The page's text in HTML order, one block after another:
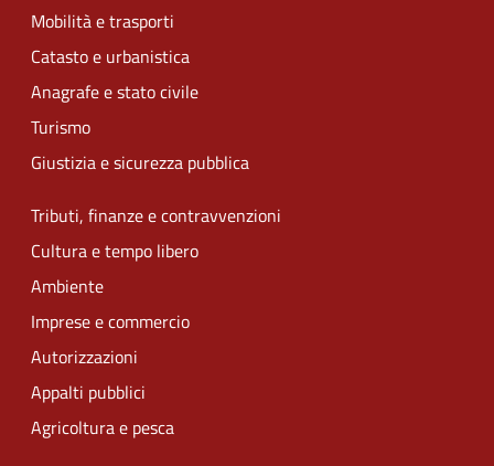
Mobilità e trasporti
Catasto e urbanistica
Anagrafe e stato civile
Turismo
Giustizia e sicurezza pubblica
Tributi, finanze e contravvenzioni
Cultura e tempo libero
Ambiente
Imprese e commercio
Autorizzazioni
Appalti pubblici
Agricoltura e pesca